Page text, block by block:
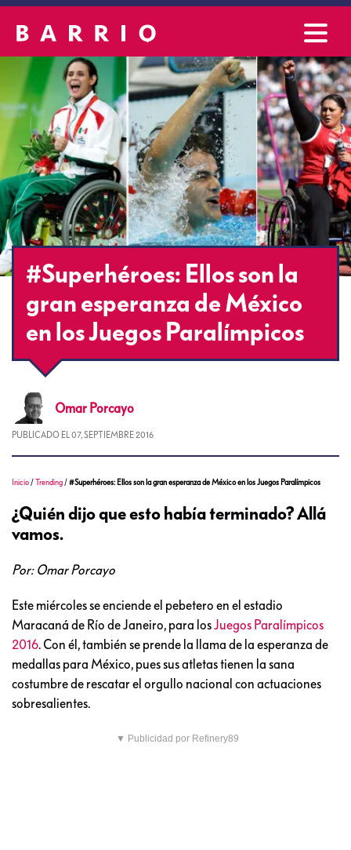
#Superhéroes: Ellos son la
gran esperanza de México
en los Juegos Paralímpicos
Omar Porcayo
PUBLICADO EL 07, SEPTIEMBRE 2016
Inicio /Trending /#Superhéroes: Ellos son la gran esperanza de México en los Juegos Paralímpicos
¿Quién dijo que esto había terminado? Allá
vamos.
Por: Omar Porcayo
Este miércoles se enciende el pebetero en el estadio
Maracaná de Río de Janeiro, para losJuegos Paralímpicos
2016. Con él, también se prende la llama de la esperanza de
medallas para México, pues sus atletas tienen la sana
costumbre de rescatar el orgullo nacional con actuaciones
sobresalientes.
▼ Publicidad por Refinery89